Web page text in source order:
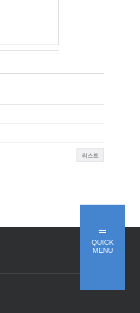
QUICK
MENU
리스트